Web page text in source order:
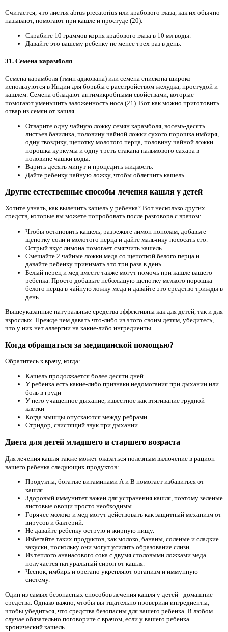
Считается, что листья abrus precatorius или крабового глаза, как их обычно
называют, помогают при кашле и простуде (20).
Скрабите 10 граммов корня крабового глаза в 10 мл воды.
Давайте это вашему ребенку не менее трех раз в день.
31. Семена карамболя
Семена карамболя (тмин аджована) или семена епископа широко
используются в Индии для борьбы с расстройством желудка, простудой и
кашлем. Семена обладают антимикробными свойствами, которые
помогают уменьшить заложенность носа (21). Вот как можно приготовить
отвар из семян от кашля.
Отварите одну чайную ложку семян карамболя, восемь-десять
листьев базилика, половину чайной ложки сухого порошка имбиря,
одну гвоздику, щепотку молотого перца, половину чайной ложки
порошка куркумы и одну треть стакана пальмового сахара в
половине чашки воды.
Варить десять минут и процедить жидкость.
Дайте ребенку чайную ложку, чтобы облегчить кашель.
Другие естественные способы лечения кашля у детей
Хотите узнать, как вылечить кашель у ребенка? Вот несколько других
средств, которые вы можете попробовать после разговора с врачом:
Чтобы остановить кашель, разрежьте лимон пополам, добавьте
щепотку соли и молотого перца и дайте мальчику пососать его.
Острый вкус лимона помогает смягчить кашель.
Смешайте 2 чайные ложки меда со щепоткой белого перца и
давайте ребенку принимать это три раза в день.
Белый перец и мед вместе также могут помочь при кашле вашего
ребенка. Просто добавьте небольшую щепотку мелкого порошка
белого перца в чайную ложку меда и давайте это средство трижды в
день.
Вышеуказанные натуральные средства эффективны как для детей, так и для
взрослых. Прежде чем давать что-либо из этого своим детям, убедитесь,
что у них нет аллергии на какие-либо ингредиенты.
Когда обращаться за медицинской помощью?
Обратитесь к врачу, когда:
Кашель продолжается более десяти дней
У ребенка есть какие-либо признаки недомогания при дыхании или
боль в груди
У него учащенное дыхание, известное как втягивание грудной
клетки
Когда мышцы опускаются между ребрами
Стридор, свистящий звук при дыхании
Диета для детей младшего и старшего возраста
Для лечения кашля также может оказаться полезным включение в рацион
вашего ребенка следующих продуктов:
Продукты, богатые витаминами А и В помогает избавиться от
кашля.
Здоровый иммунитет важен для устранения кашля, поэтому зеленые
листовые овощи просто необходимы.
Горячее молоко и мед могут действовать как защитный механизм от
вирусов и бактерий.
Не давайте ребенку острую и жирную пищу.
Избегайте таких продуктов, как молоко, бананы, соленые и сладкие
закуски, поскольку они могут усилить образование слизи.
Из теплого ананасового сока с двумя столовыми ложками меда
получается натуральный сироп от кашля.
Чеснок, имбирь и орегано укрепляют организм и иммунную
систему.
Один из самых безопасных способов лечения кашля у детей - домашние
средства. Однако важно, чтобы вы тщательно проверили ингредиенты,
чтобы убедиться, что средства безопасны для вашего ребенка. В любом
случае обязательно поговорите с врачом, если у вашего ребенка
хронический кашель.